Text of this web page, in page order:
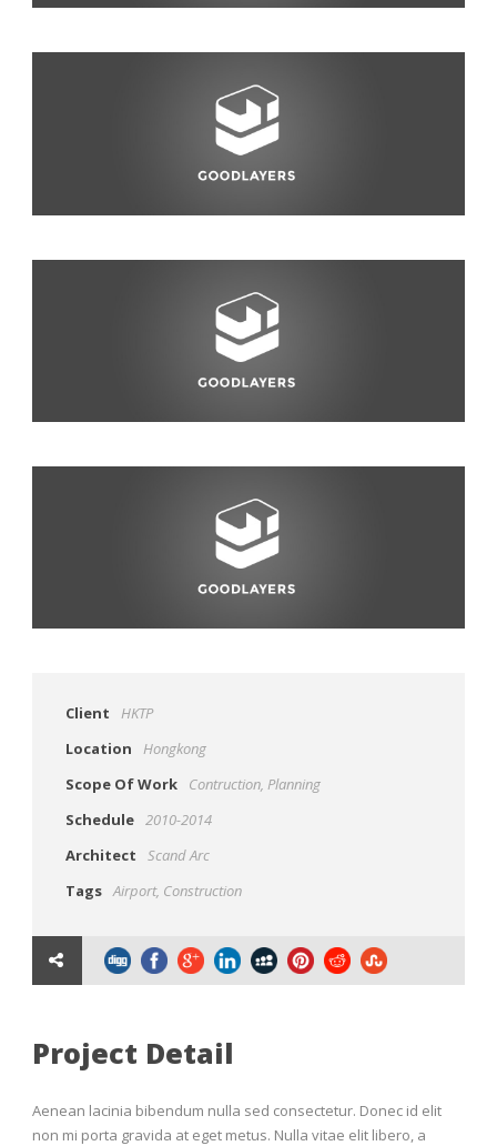
Client
HKTP
Location
Hongkong
Scope Of Work
Contruction, Planning
Schedule 2010-2014
Architect
Scand Arc
Tags Airport, Construction
Project Detail
Aenean lacinia bibendum nulla sed consectetur. Donec id elit
non mi porta gravida at eget metus. Nulla vitae elit libero, a